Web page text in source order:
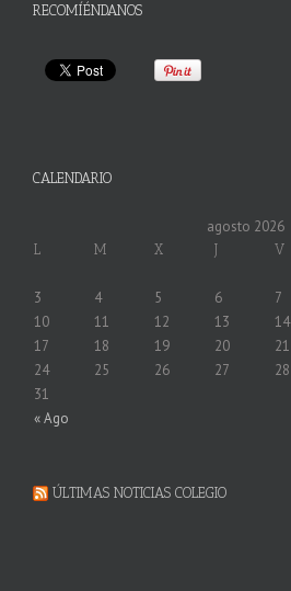
RECOMÍÉNDANOS
CALENDARIO
agosto 2026
L M X J V
« Ago
3
4 5 6 7
10
11 12 13 14
17
18 19 20 21
24
25 26 27 28
31
ÚLTIMAS NOTICIAS COLEGIO